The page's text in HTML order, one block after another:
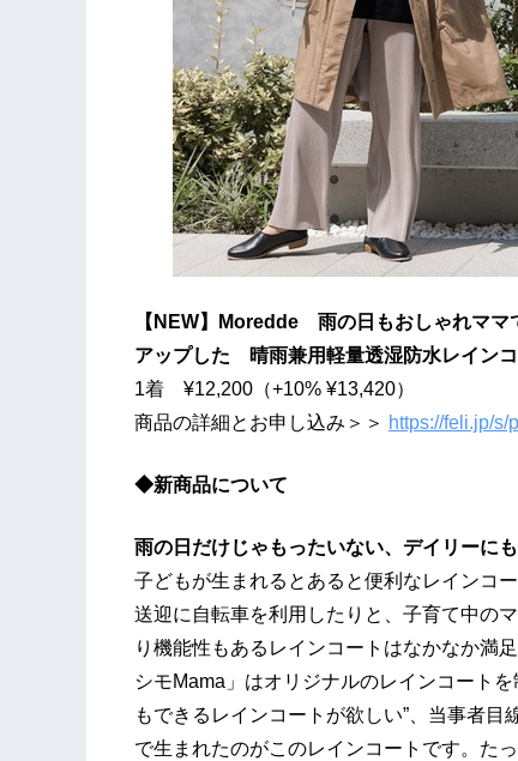
【NEW】Moredde 雨の日もおしゃれママ
アップした 晴雨兼用軽量透湿防水レインコ
1着 ¥12,200（+10% ¥13,420）
商品の詳細とお申し込み＞＞ https://feli.jp/s/
◆新商品について
雨の日だけじゃもったいない、デイリーに
子どもが生まれるとあると便利なレインコ
送迎に自転車を利用したりと、子育て中の
り機能性もあるレインコートはなかなか満
シモMama」はオリジナルのレインコート
もできるレインコートが欲しい”、当事者
で生まれたのがこのレインコートです。た